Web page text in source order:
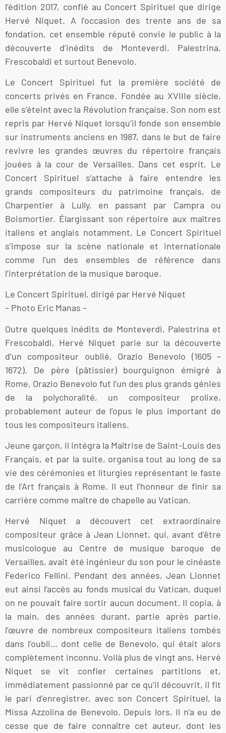
l’édition 2017, confié au Concert Spirituel que dirige
Hervé Niquet. A l’occasion des trente ans de sa
fondation, cet ensemble réputé convie le public à la
découverte d’inédits de Monteverdi, Palestrina,
Frescobaldi et surtout Benevolo.
Le Concert Spirituel fut la première société de
concerts privés en France. Fondée au XVIIIe siècle,
elle s’éteint avec la Révolution française. Son nom est
repris par Hervé Niquet lorsqu’il fonde son ensemble
sur instruments anciens en 1987, dans le but de faire
revivre les grandes œuvres du répertoire français
jouées à la cour de Versailles. Dans cet esprit, Le
Concert Spirituel s’attache à faire entendre les
grands compositeurs du patrimoine français, de
Charpentier à Lully, en passant par Campra ou
Boismortier. Élargissant son répertoire aux maîtres
italiens et anglais notamment, Le Concert Spirituel
s’impose sur la scène nationale et internationale
comme l’un des ensembles de référence dans
l’interprétation de la musique baroque.
Le Concert Spirituel, dirigé par Hervé Niquet
– Photo Eric Manas –
Outre quelques inédits de Monteverdi, Palestrina et
Frescobaldi, Hervé Niquet parie sur la découverte
d’un compositeur oublié, Orazio Benevolo (1605 –
1672). De père (pâtissier) bourguignon émigré à
Rome, Orazio Benevolo fut l’un des plus grands génies
de la polychoralité, un compositeur prolixe,
probablement auteur de l’opus le plus important de
tous les compositeurs italiens.
Jeune garçon, il intégra la Maîtrise de Saint-Louis des
Français, et par la suite, organisa tout au long de sa
vie des cérémonies et liturgies représentant le faste
de l’Art français à Rome. Il eut l’honneur de finir sa
carrière comme maître de chapelle au Vatican.
Hervé Niquet a découvert cet extraordinaire
compositeur grâce à Jean Lionnet, qui, avant d’être
musicologue au Centre de musique baroque de
Versailles, avait été ingénieur du son pour le cinéaste
Federico Fellini. Pendant des années, Jean Lionnet
eut ainsi l’accès au fonds musical du Vatican, duquel
on ne pouvait faire sortir aucun document. Il copia, à
la main, des années durant, partie après partie,
l’œuvre de nombreux compositeurs italiens tombés
dans l’oubli… dont celle de Benevolo, qui était alors
complètement inconnu. Voilà plus de vingt ans, Hervé
Niquet se vit confier certaines partitions et,
immédiatement passionné par ce qu’il découvrit, il fit
le pari d’enregistrer, avec son Concert Spirituel, la
Missa Azzolina de Benevolo. Depuis lors, il n’a eu de
cesse que de faire connaître cet auteur, dont les